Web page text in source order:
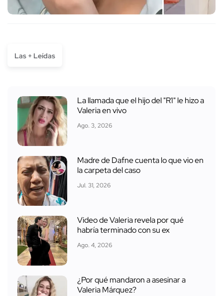
Las + Leídas
La llamada que el hijo del "R1" le hizo a
Valeria en vivo
Ago. 3, 2026
Madre de Dafne cuenta lo que vio en
la carpeta del caso
Jul. 31, 2026
Video de Valeria revela por qué
habría terminado con su ex
Ago. 4, 2026
¿Por qué mandaron a asesinar a
Valeria Márquez?